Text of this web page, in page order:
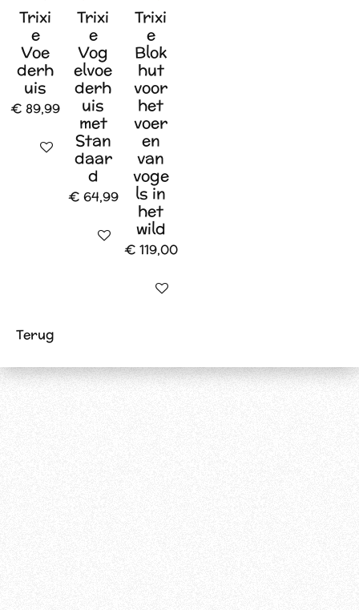
Trixi
e
Voe
derh
uis
€ 89,99
In winkelwagen
Trixi
e
Vog
elvoe
derh
uis
met
Stan
daar
d
€ 64,99
In winkelwagen
Trixi
e
Blok
hut
voor
het
voer
en
van
voge
ls in
het
wild
€ 119,00
In winkelwagen
Terug